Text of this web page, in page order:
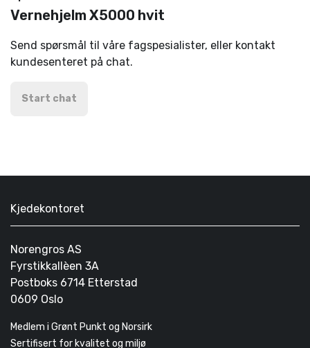
Vernehjelm X5000 hvit
Send spørsmål til våre fagspesialister, eller kontakt
kundesenteret på chat.
Start chat
Kjedekontoret
Norengros AS
Fyrstikkallèen 3A
Postboks 6714 Etterstad
0609 Oslo
Medlem i Grønt Punkt og Norsirk
Sertifisert for kvalitet og miljø